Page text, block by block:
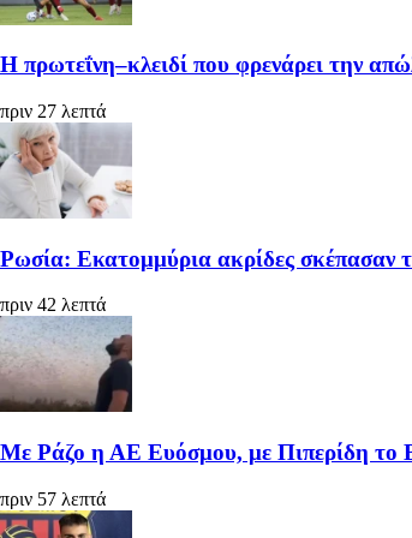
Η πρωτεΐνη–κλειδί που φρενάρει την
πριν 27 λεπτά
Ρωσία: Εκατομμύρια ακρίδες σκέπασαν
πριν 42 λεπτά
Με Ράζο η ΑΕ Ευόσμου, με Πιπερίδη το
πριν 57 λεπτά